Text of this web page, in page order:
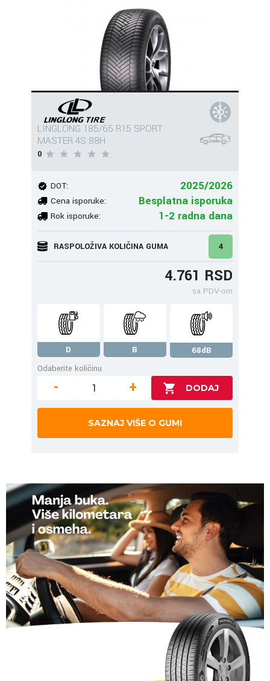
LINGLONG 185/65 R15 SPORT
MASTER 4S 88H
0
DOT: 2025/2026
Cena isporuke: Besplatna isporuka
Rok isporuke: 1-2 radna dana
RASPOLOŽIVA KOLIČINA GUMA 4
4.761 RSD
sa PDV-om
D B
68dB
Odaberite količinu
- +
SAZNAJ VIŠE O GUMI